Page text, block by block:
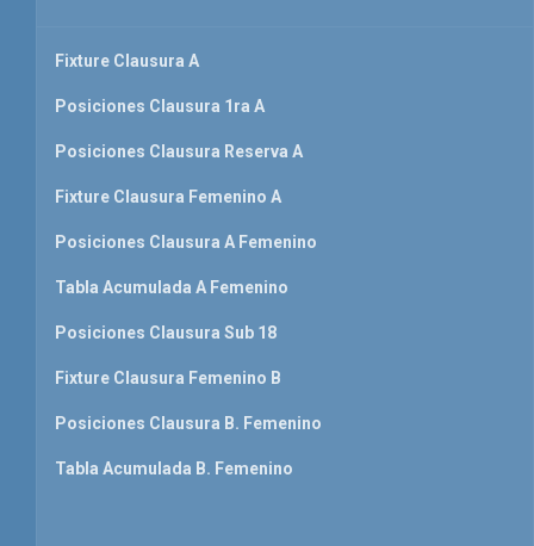
Fixture Clausura A
Posiciones Clausura 1ra A
Posiciones Clausura Reserva A
Fixture Clausura Femenino A
Posiciones Clausura A Femenino
Tabla Acumulada A Femenino
Posiciones Clausura Sub 18
Fixture Clausura Femenino B
Posiciones Clausura B. Femenino
Tabla Acumulada B. Femenino